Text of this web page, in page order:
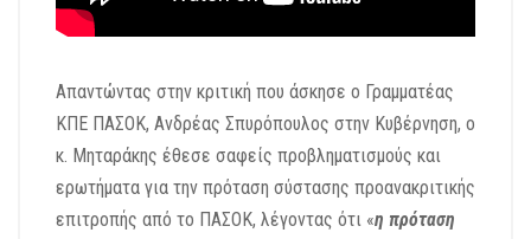
Απαντώντας στην κριτική που άσκησε ο Γραμματέας
ΚΠΕ ΠΑΣΟΚ, Ανδρέας Σπυρόπουλος στην Κυβέρνηση, ο
κ. Μηταράκης έθεσε σαφείς προβληματισμούς και
ερωτήματα για την πρόταση σύστασης προανακριτικής
επιτροπής από το ΠΑΣΟΚ, λέγοντας ότι «η πρόταση